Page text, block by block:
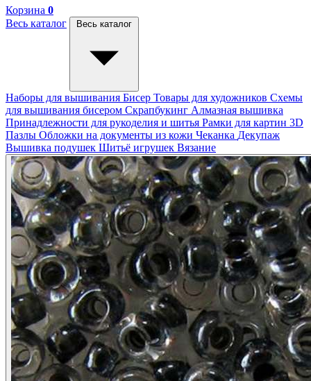
Корзина 0
Весь каталог
Весь каталог
Наборы для вышивания Бисер Товары для художников Схемы
для вышивания бисером Скрапбукинг Алмазная вышивка
Принадлежности для рукоделия и шитья Рамки для картин 3D
Пазлы Обложки на документы из кожи Чеканка Декупаж
Вышивка подушек Шитьё игрушек Вязание